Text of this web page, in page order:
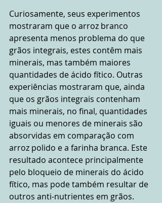
Curiosamente, seus experimentos
mostraram que o arroz branco
apresenta menos problema do que
grãos integrais, estes contêm mais
minerais, mas também maiores
quantidades de ácido fítico. Outras
experiências mostraram que, ainda
que os grãos integrais contenham
mais minerais, no final, quantidades
iguais ou menores de minerais são
absorvidas em comparação com
arroz polido e a farinha branca. Este
resultado acontece principalmente
pelo bloqueio de minerais do ácido
fítico, mas pode também resultar de
outros anti-nutrientes em grãos.